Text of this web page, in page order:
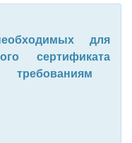
для
сертификата
требованиям